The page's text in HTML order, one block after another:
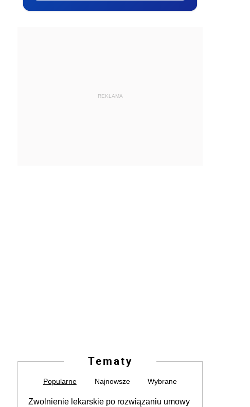
REKLAMA
Tematy
Popularne Najnowsze Wybrane
Zwolnienie lekarskie po rozwiązaniu umowy